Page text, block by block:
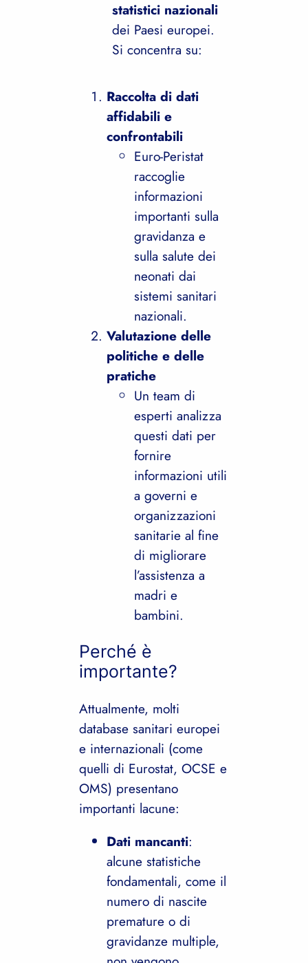
statistici nazionali
dei Paesi europei.
Si concentra su:
Raccolta di dati
affidabili e
confrontabili
Euro-Peristat
raccoglie
informazioni
importanti sulla
gravidanza e
sulla salute dei
neonati dai
sistemi sanitari
nazionali.
Valutazione delle
politiche e delle
pratiche
Un team di
esperti analizza
questi dati per
fornire
informazioni utili
a governi e
organizzazioni
sanitarie al fine
di migliorare
l’assistenza a
madri e
bambini.
Perché è
importante?
Attualmente, molti
database sanitari europei
e internazionali (come
quelli di Eurostat, OCSE e
OMS) presentano
importanti lacune:
Dati mancanti:
alcune statistiche
fondamentali, come il
numero di nascite
premature o di
gravidanze multiple,